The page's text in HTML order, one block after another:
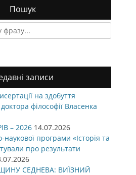
Пошук
записи
на здобуття
філософії Власенка
– 2026 14.07.2026
наукової програми «Історія та
про результати
СЕДНЕВА: ВИЇЗНИЙ